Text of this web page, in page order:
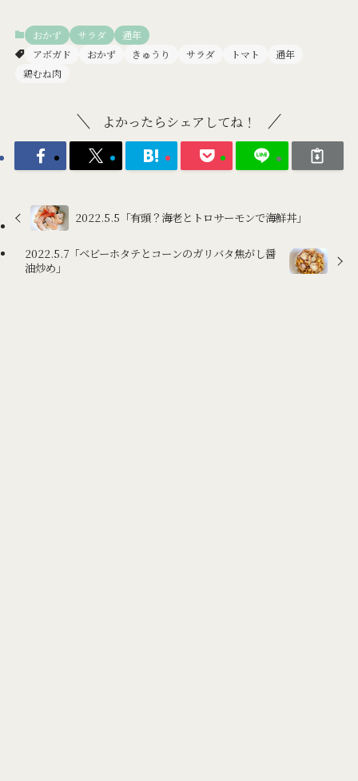
おかず サラダ
通年
アボガド
おかず きゅうり サラダ トマト
通年
鶏むね肉
よかったらシェアしてね！
2022.5.5「有頭？海老とトロサーモンで海鮮丼」
2022.5.7「ベビーホタテとコーンのガリバタ焦がし醤
油炒め」